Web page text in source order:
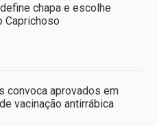
chapa e escolhe
Caprichoso
convoca aprovados em
vacinação antirrábica